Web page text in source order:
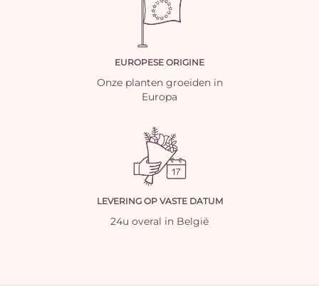
EUROPESE ORIGINE
Onze planten groeiden in
Europa
LEVERING OP VASTE DATUM
24u overal in België